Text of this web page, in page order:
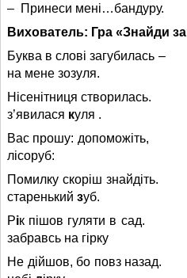
– Принеси
Вихователь: Гра «Знайди
Буква в слові
на мене зозуля.
Нісенітниця
з’явилася куля .
Вас прошу:
лісоруб:
Помилку скоріш
старенький зуб.
Рік пішов
забравсь на гірку
Не дійшов, бо повз